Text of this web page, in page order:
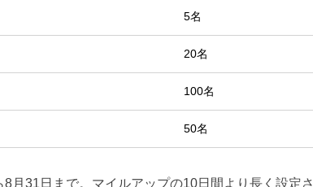
5名
20名
100名
50名
月31日まで。マイルアップの10日間より長く設定さ